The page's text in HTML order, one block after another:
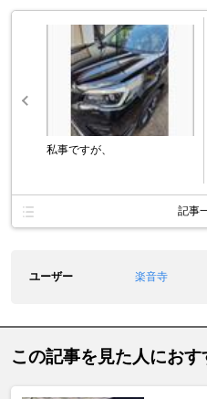
私事ですが、
記事
ユーザー 楽音寺
この記事を見た人におす